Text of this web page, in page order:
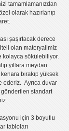
tamamlamanızdan
olarak hazırlanıp
şaşırtacak derece
olanmateryalimiz
kolayca sökülebiliyor.
yıllara meydan
bırakıp yüksek
ederiz. Ayrıca duvar
gönderilen standart
için3 boyutlu
tabloları